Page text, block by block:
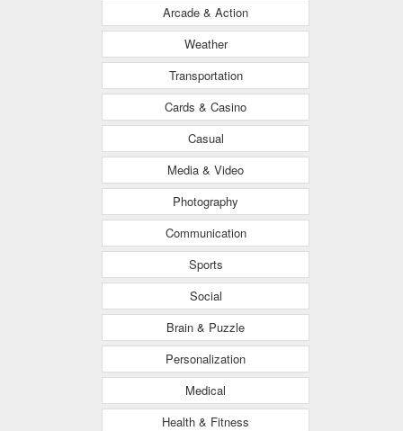
Arcade & Action
Weather
Transportation
Cards & Casino
Casual
Media & Video
Photography
Communication
Sports
Social
Brain & Puzzle
Personalization
Medical
Health & Fitness